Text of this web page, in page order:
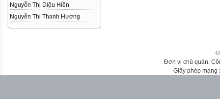
Nguyễn Thị Diệu Hiền
Nguyễn Thị Thanh Hương
Đơn vị chủ quản:
Giấy phép mạng